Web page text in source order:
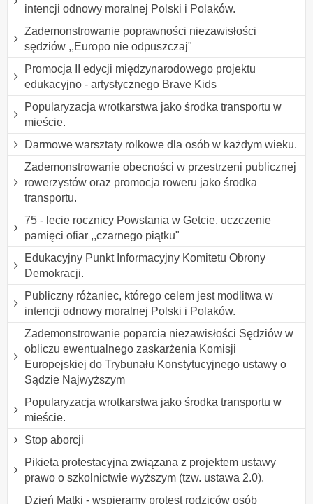
intencji odnowy moralnej Polski i Polaków.
Zademonstrowanie poprawności niezawisłości
sędziów ,,Europo nie odpuszczaj"
Promocja II edycji międzynarodowego projektu
edukacyjno - artystycznego Brave Kids
Popularyzacja wrotkarstwa jako środka transportu w
mieście.
Darmowe warsztaty rolkowe dla osób w każdym wieku.
Zademonstrowanie obecności w przestrzeni publicznej
rowerzystów oraz promocja roweru jako środka
transportu.
75 - lecie rocznicy Powstania w Getcie, uczczenie
pamięci ofiar ,,czarnego piątku"
Edukacyjny Punkt Informacyjny Komitetu Obrony
Demokracji.
Publiczny różaniec, którego celem jest modlitwa w
intencji odnowy moralnej Polski i Polaków.
Zademonstrowanie poparcia niezawisłości Sędziów w
obliczu ewentualnego zaskarżenia Komisji
Europejskiej do Trybunału Konstytucyjnego ustawy o
Sądzie Najwyższym
Popularyzacja wrotkarstwa jako środka transportu w
mieście.
Stop aborcji
Pikieta protestacyjna związana z projektem ustawy
prawo o szkolnictwie wyższym (tzw. ustawa 2.0).
Dzień Matki - wspieramy protest rodziców osób